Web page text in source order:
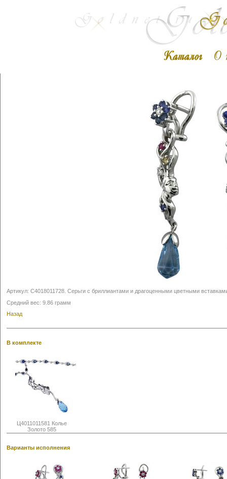
Артикул: С4018011728 Серьги с бриллиантами и драгоценными цветными
Средний вес: 9.86 грамм
Назад
В комплекте
Ц4011011581 Колье
Золото 585
Варианты исполнения